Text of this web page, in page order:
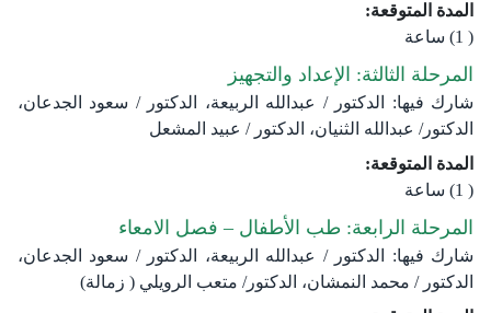
المدة المتوقعة:
( 1) ساعة
المرحلة الثالثة: الإعداد والتجهيز
شارك فيها: الدكتور / عبدالله الربيعة، الدكتور / سعود الجدعان،
الدكتور/ عبدالله الثنيان، الدكتور / عبيد المشعل
المدة المتوقعة:
( 1) ساعة
المرحلة الرابعة: طب الأطفال – فصل الامعاء
شارك فيها: الدكتور / عبدالله الربيعة، الدكتور / سعود الجدعان،
الدكتور / محمد النمشان، الدكتور/ متعب الرويلي ( زمالة)